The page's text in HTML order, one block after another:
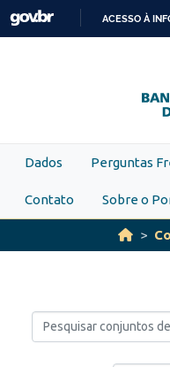
Skip to main content
ACESSO À
Dados Perguntas
Contato Sobre o